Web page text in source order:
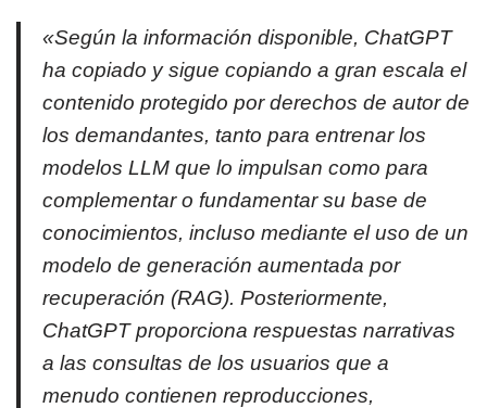
«Según la información disponible, ChatGPT
ha copiado y sigue copiando a gran escala el
contenido protegido por derechos de autor de
los demandantes, tanto para entrenar los
modelos LLM que lo impulsan como para
complementar o fundamentar su base de
conocimientos, incluso mediante el uso de un
modelo de generación aumentada por
recuperación (RAG). Posteriormente,
ChatGPT proporciona respuestas narrativas
a las consultas de los usuarios que a
menudo contienen reproducciones,